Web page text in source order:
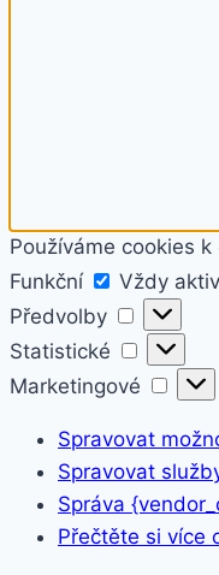
Používáme cookies
Funkční
Funkční
Vždy
Předvolby
Statistické
Marketingové
Spravovat
Spravovat
Správa
Přečtěte si více